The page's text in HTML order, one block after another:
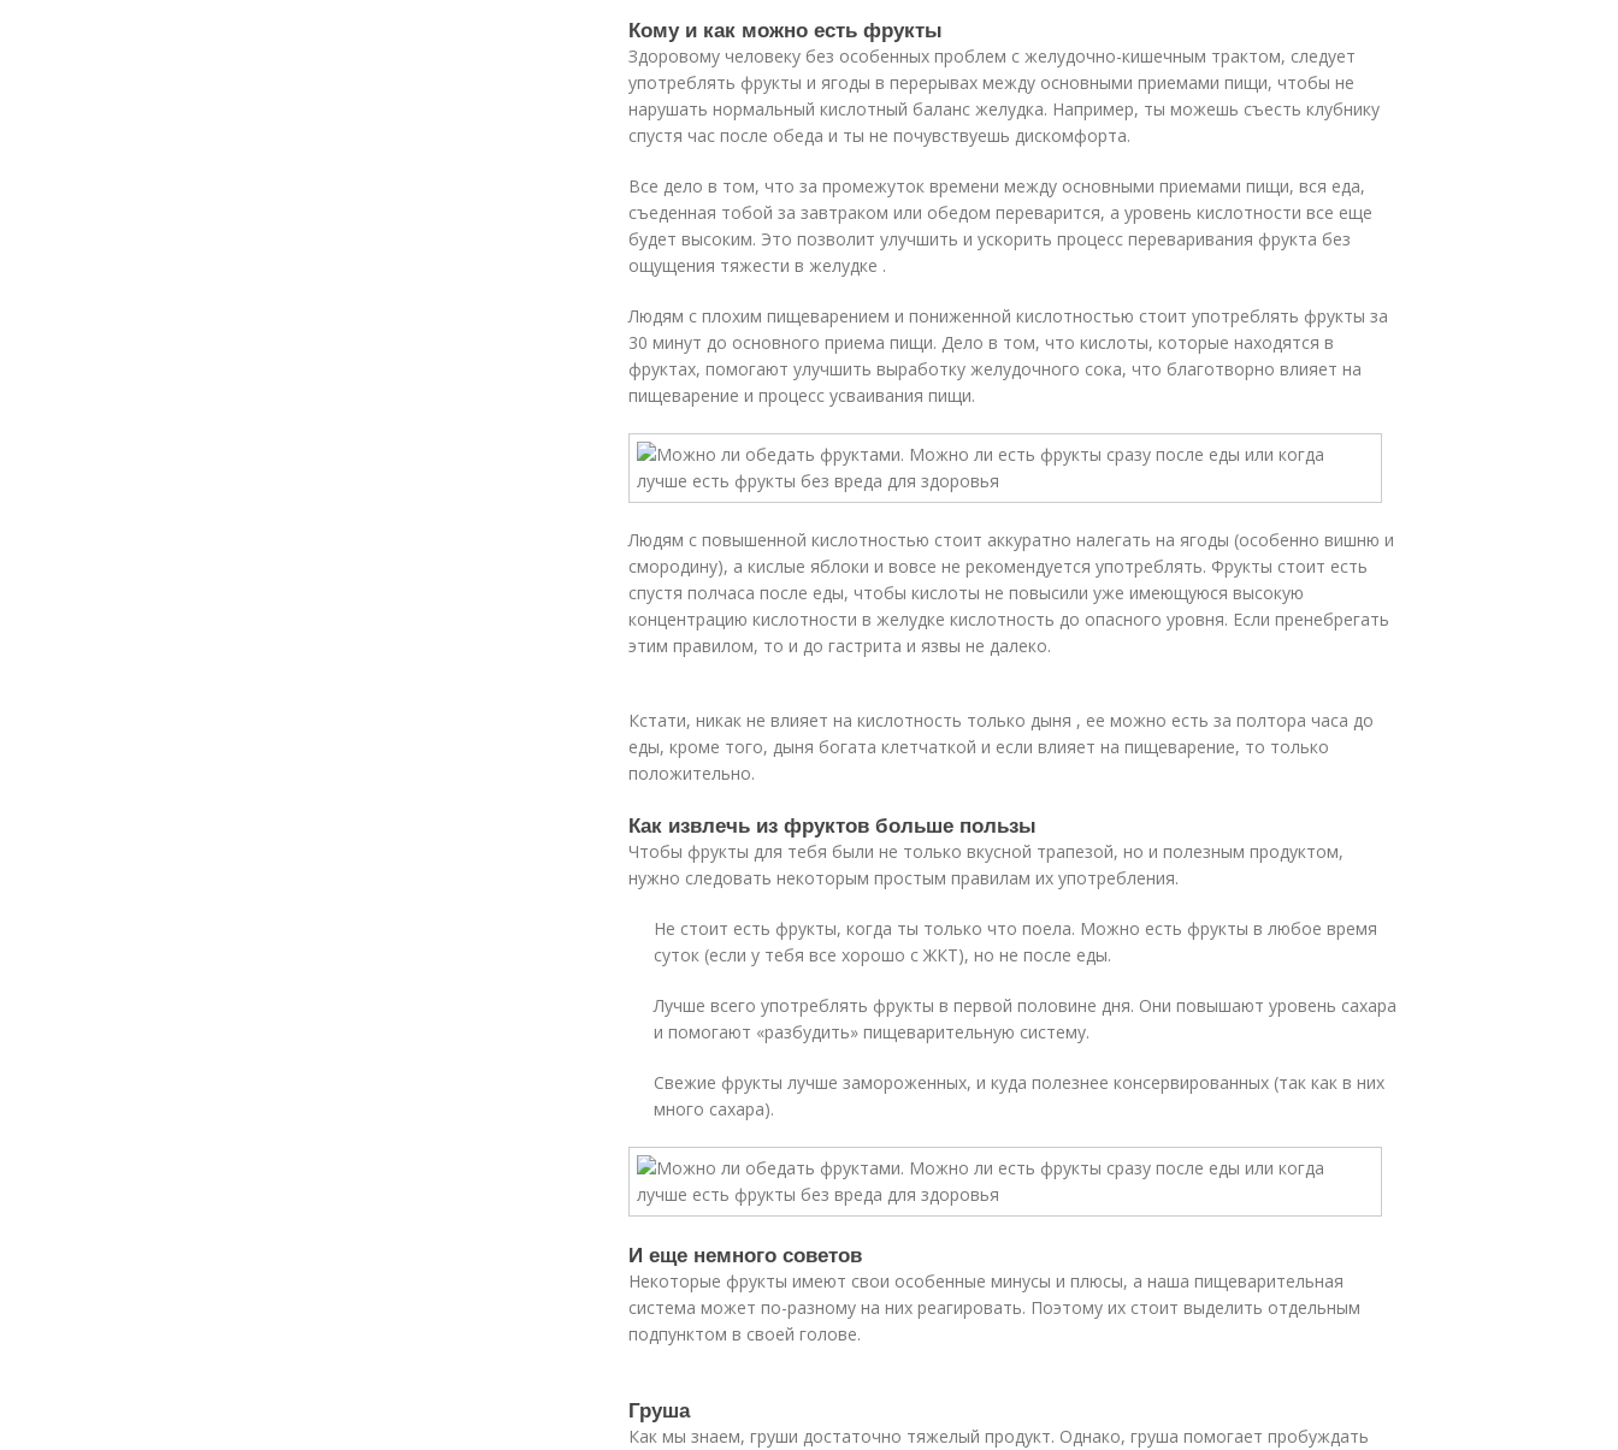
Кому и как можно есть фрукты
Здоровому человеку без особенных проблем с желудочно-кишечным трактом, следует
употреблять фрукты и ягоды в перерывах между основными приемами пищи, чтобы не
нарушать нормальный кислотный баланс желудка. Например, ты можешь съесть клубнику
спустя час после обеда и ты не почувствуешь дискомфорта.
Все дело в том, что за промежуток времени между основными приемами пищи, вся еда,
съеденная тобой за завтраком или обедом переварится, а уровень кислотности все еще
будет высоким. Это позволит улучшить и ускорить процесс переваривания фрукта без
ощущения тяжести в желудке .
Людям с плохим пищеварением и пониженной кислотностью стоит употреблять фрукты за
30 минут до основного приема пищи. Дело в том, что кислоты, которые находятся в
фруктах, помогают улучшить выработку желудочного сока, что благотворно влияет на
пищеварение и процесс усваивания пищи.
Людям с повышенной кислотностью стоит аккуратно налегать на ягоды (особенно вишню и
смородину), а кислые яблоки и вовсе не рекомендуется употреблять. Фрукты стоит есть
спустя полчаса после еды, чтобы кислоты не повысили уже имеющуюся высокую
концентрацию кислотности в желудке кислотность до опасного уровня. Если пренебрегать
этим правилом, то и до гастрита и язвы не далеко.
Кстати, никак не влияет на кислотность только дыня , ее можно есть за полтора часа до
еды, кроме того, дыня богата клетчаткой и если влияет на пищеварение, то только
положительно.
Как извлечь из фруктов больше пользы
Чтобы фрукты для тебя были не только вкусной трапезой, но и полезным продуктом,
нужно следовать некоторым простым правилам их употребления.
Не стоит есть фрукты, когда ты только что поела. Можно есть фрукты в любое время
суток (если у тебя все хорошо с ЖКТ), но не после еды.
Лучше всего употреблять фрукты в первой половине дня. Они повышают уровень сахара
и помогают «разбудить» пищеварительную систему.
Свежие фрукты лучше замороженных, и куда полезнее консервированных (так как в них
много сахара).
И еще немного советов
Некоторые фрукты имеют свои особенные минусы и плюсы, а наша пищеварительная
система может по-разному на них реагировать. Поэтому их стоит выделить отдельным
подпунктом в своей голове.
Груша
Как мы знаем, груши достаточно тяжелый продукт. Однако, груша помогает пробуждать